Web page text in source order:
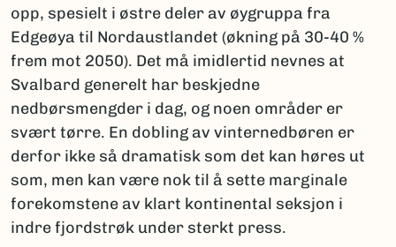
opp, spesielt i østre deler av øygruppa fra
Edgeøya til Nordaustlandet (økning på 30-40 %
frem mot 2050). Det må imidlertid nevnes at
Svalbard generelt har beskjedne
nedbørsmengder i dag, og noen områder er
svært tørre. En dobling av vinternedbøren er
derfor ikke så dramatisk som det kan høres ut
som, men kan være nok til å sette marginale
forekomstene av klart kontinental seksjon i
indre fjordstrøk under sterkt press.